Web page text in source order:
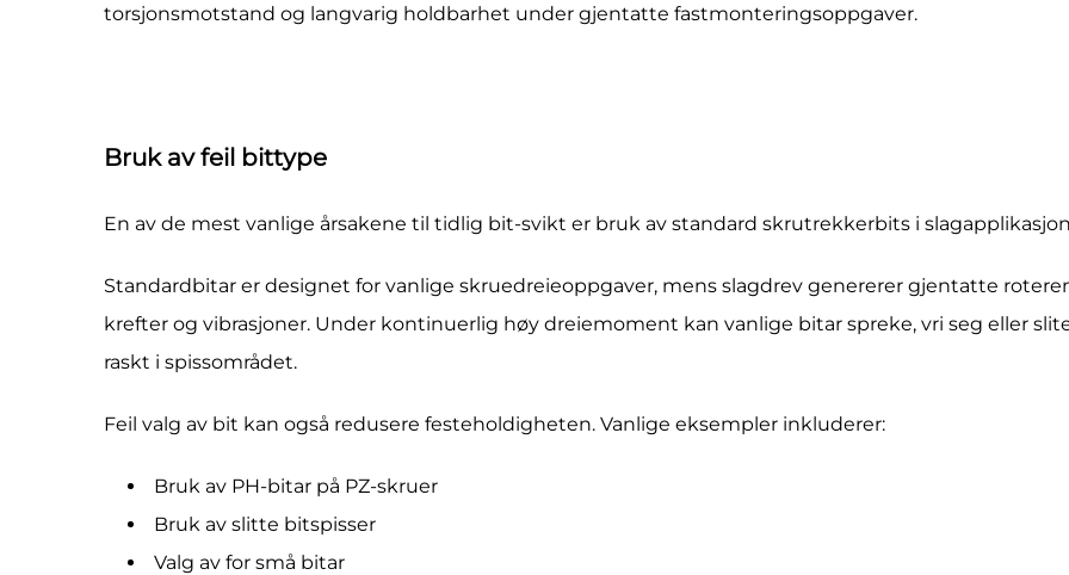
torsjonsmotstand og langvarig holdbarhet under gjentatte fastmonteringsoppgaver.
Bruk av feil bittype
En av de mest vanlige årsakene til tidlig bit-svikt er bruk av standard skrutrekkerbits i
Standardbitar er designet for vanlige skruedreieoppgaver, mens slagdrev genererer gjentatte
krefter og vibrasjoner. Under kontinuerlig høy dreiemoment kan vanlige bitar spreke, vri seg eller
raskt i spissområdet.
Feil valg av bit kan også redusere festeholdigheten. Vanlige eksempler inkluderer:
Bruk av PH-bitar på PZ-skruer
Bruk av slitte bitspisser
Valg av for små bitar